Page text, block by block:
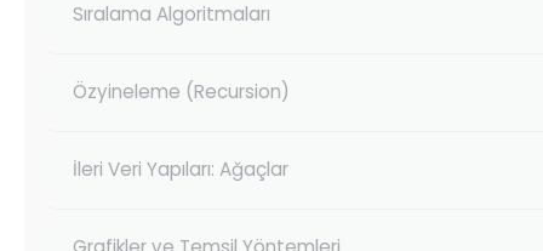
Sıralama Algoritmaları
Özyineleme (Recursion)
İleri Veri Yapıları: Ağaçlar